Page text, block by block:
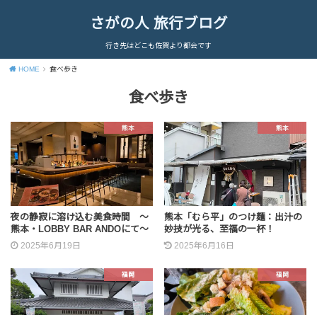
さがの人 旅行ブログ
行き先はどこも佐賀より都会です
HOME 食べ歩き
食べ歩き
熊本
夜の静寂に溶け込む美食時間 〜
熊本・LOBBY BAR ANDOにて〜
2025年6月19日
熊本
熊本「むら平」のつけ麺：出汁の
妙技が光る、至福の一杯！
2025年6月16日
福岡 福岡